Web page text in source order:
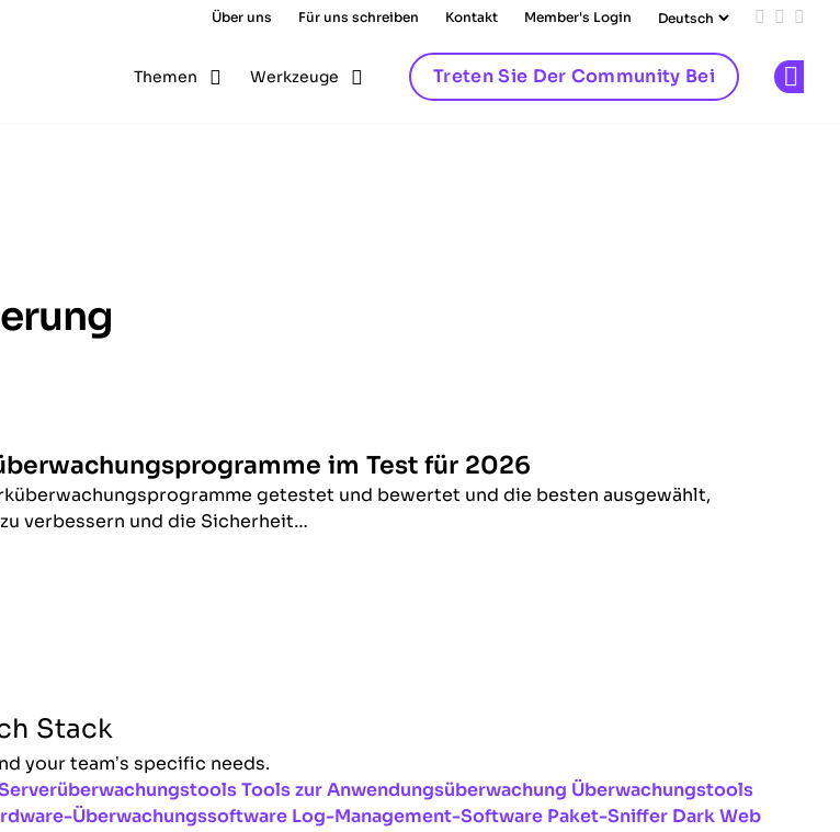
Über uns Für uns schreiben Kontakt Member's Login Add us
Follow
Themen Werkzeuge Treten Sie Der Community Bei
im Test für 2026
getestet und bewertet und die besten ausgewählt,
verbessern und die Sicherheit…
Stack
your team’s specific needs.
Tools zur Anwendungsüberwachung Überwachungstools
Überwachungssoftware Log-Management-Software Paket-Sniffer Dark Web